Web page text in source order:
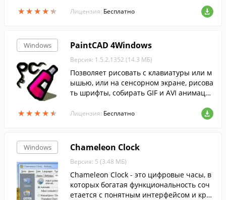
★★★★★
★★★★★
вы выходите отдохнувшим, восхищенны
м прекрасным лунным отражением в мо
Лицензия: Бесплатно
Windows
★★★★★
★★★★★
PaintCAD 4Windows
Версия: 1.5.2.1352 (14.3 МБ)
Позволяет рисовать с клавиатуры или м
ышью, или на сенсорном экране, рисова
ть шрифты, собирать GIF и AVI анимаци
пр.
Лицензия: Бесплатно
Windows Chameleon Clock
Версия: 5 (3.48 МБ)
Chameleon Clock - это цифровые часы, в
которых богатая функциональность соч
етается с понятным интерфейсом и кра